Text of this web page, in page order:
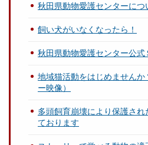
秋田県動物愛護センターにつ
飼い犬がいなくなったら！
秋田県動物愛護センター公式
地域猫活動をはじめません
ー映像）
多頭飼育崩壊により保護さ
ております